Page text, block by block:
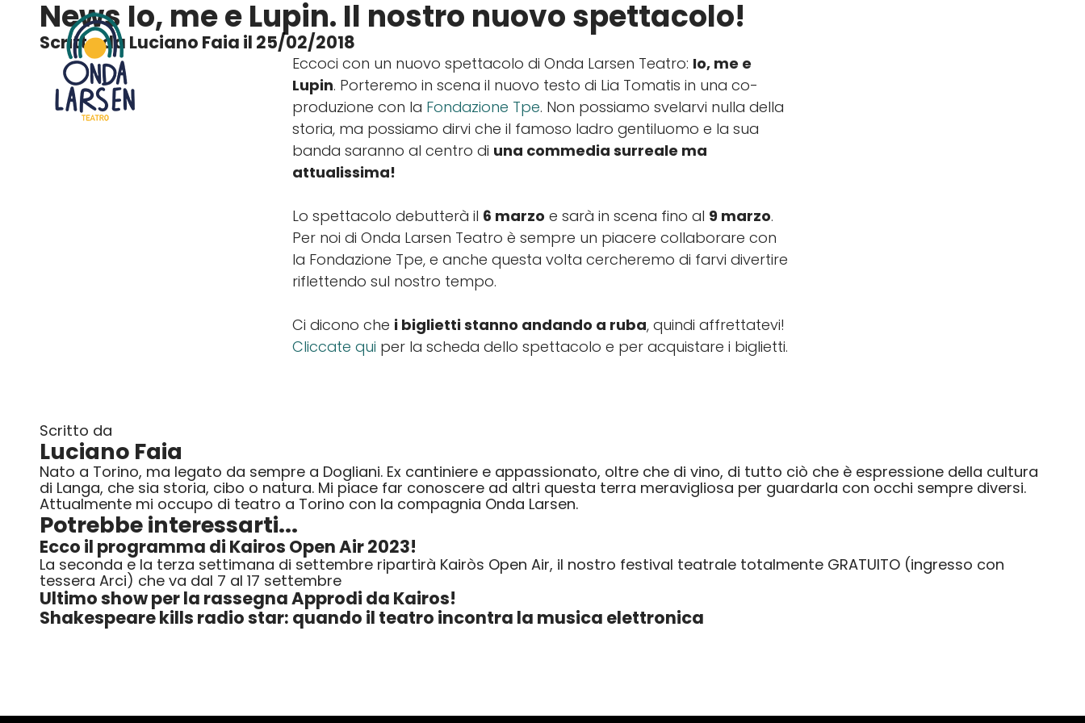
News Io, me e Lupin. Il nostro nuovo spettacolo!
Scritto da Luciano Faia il 25/02/2018
Eccoci con un nuovo spettacolo di Onda Larsen Teatro: Io, me e
Lupin. Porteremo in scena il nuovo testo di Lia Tomatis in una co-
produzione con la Fondazione Tpe. Non possiamo svelarvi nulla della
storia, ma possiamo dirvi che il famoso ladro gentiluomo e la sua
banda saranno al centro di una commedia surreale ma
attualissima!
Lo spettacolo debutterà il 6 marzo e sarà in scena fino al 9 marzo.
Per noi di Onda Larsen Teatro è sempre un piacere collaborare con
la Fondazione Tpe, e anche questa volta cercheremo di farvi divertire
riflettendo sul nostro tempo.
Ci dicono che i biglietti stanno andando a ruba, quindi affrettatevi!
Cliccate qui per la scheda dello spettacolo e per acquistare i biglietti.
Scritto da
Luciano Faia
Nato a Torino, ma legato da sempre a Dogliani. Ex cantiniere e appassionato, oltre che di vino, di tutto ciò che è espressione della cultura
di Langa, che sia storia, cibo o natura. Mi piace far conoscere ad altri questa terra meravigliosa per guardarla con occhi sempre diversi.
Attualmente mi occupo di teatro a Torino con la compagnia Onda Larsen.
Potrebbe interessarti...
Ecco il programma di Kairos Open Air 2023!
La seconda e la terza settimana di settembre ripartirà Kairòs Open Air, il nostro festival teatrale totalmente GRATUITO (ingresso con
tessera Arci) che va dal 7 al 17 settembre
Ultimo show per la rassegna Approdi da Kairos!
Shakespeare kills radio star: quando il teatro incontra la musica elettronica